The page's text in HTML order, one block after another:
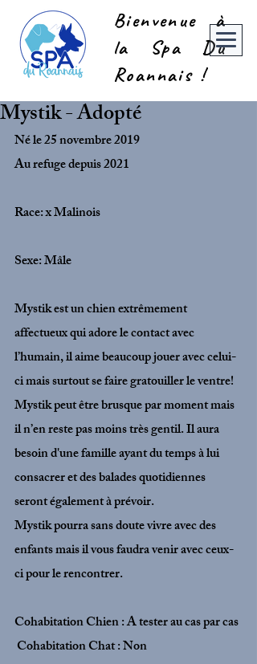
Bienvenue à
la Spa Du
Roannais !
Mystik - Adopté
Né le 25 novembre 2019
Au refuge depuis 2021
Race: x Malinois
Sexe: Mâle
Mystik est un chien extrêmement
affectueux qui adore le contact avec
l’humain, il aime beaucoup jouer avec celui-
ci mais surtout se faire gratouiller le ventre!
Mystik peut être brusque par moment mais
il n’en reste pas moins très gentil. Il aura
besoin d'une famille ayant du temps à lui
consacrer et des balades quotidiennes
seront également à prévoir.
Mystik pourra sans doute vivre avec des
enfants mais il vous faudra venir avec ceux-
ci pour le rencontrer.
Cohabitation Chien : A tester au cas par cas
Cohabitation Chat : Non